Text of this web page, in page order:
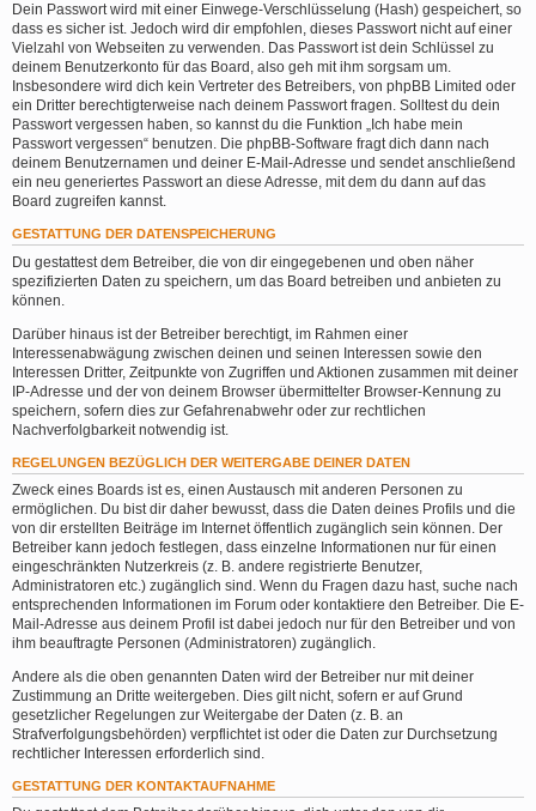
Dein Passwort wird mit einer Einwege-Verschlüsselung (Hash) gespeichert, so
dass es sicher ist. Jedoch wird dir empfohlen, dieses Passwort nicht auf einer
Vielzahl von Webseiten zu verwenden. Das Passwort ist dein Schlüssel zu
deinem Benutzerkonto für das Board, also geh mit ihm sorgsam um.
Insbesondere wird dich kein Vertreter des Betreibers, von phpBB Limited oder
ein Dritter berechtigterweise nach deinem Passwort fragen. Solltest du dein
Passwort vergessen haben, so kannst du die Funktion „Ich habe mein
Passwort vergessen“ benutzen. Die phpBB-Software fragt dich dann nach
deinem Benutzernamen und deiner E-Mail-Adresse und sendet anschließend
ein neu generiertes Passwort an diese Adresse, mit dem du dann auf das
Board zugreifen kannst.
GESTATTUNG DER DATENSPEICHERUNG
Du gestattest dem Betreiber, die von dir eingegebenen und oben näher
spezifizierten Daten zu speichern, um das Board betreiben und anbieten zu
können.
Darüber hinaus ist der Betreiber berechtigt, im Rahmen einer
Interessenabwägung zwischen deinen und seinen Interessen sowie den
Interessen Dritter, Zeitpunkte von Zugriffen und Aktionen zusammen mit deiner
IP-Adresse und der von deinem Browser übermittelter Browser-Kennung zu
speichern, sofern dies zur Gefahrenabwehr oder zur rechtlichen
Nachverfolgbarkeit notwendig ist.
REGELUNGEN BEZÜGLICH DER WEITERGABE DEINER DATEN
Zweck eines Boards ist es, einen Austausch mit anderen Personen zu
ermöglichen. Du bist dir daher bewusst, dass die Daten deines Profils und die
von dir erstellten Beiträge im Internet öffentlich zugänglich sein können. Der
Betreiber kann jedoch festlegen, dass einzelne Informationen nur für einen
eingeschränkten Nutzerkreis (z. B. andere registrierte Benutzer,
Administratoren etc.) zugänglich sind. Wenn du Fragen dazu hast, suche nach
entsprechenden Informationen im Forum oder kontaktiere den Betreiber. Die E-
Mail-Adresse aus deinem Profil ist dabei jedoch nur für den Betreiber und von
ihm beauftragte Personen (Administratoren) zugänglich.
Andere als die oben genannten Daten wird der Betreiber nur mit deiner
Zustimmung an Dritte weitergeben. Dies gilt nicht, sofern er auf Grund
gesetzlicher Regelungen zur Weitergabe der Daten (z. B. an
Strafverfolgungsbehörden) verpflichtet ist oder die Daten zur Durchsetzung
rechtlicher Interessen erforderlich sind.
GESTATTUNG DER KONTAKTAUFNAHME